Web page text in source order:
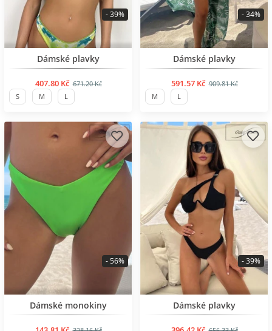
BESTSELLER
Dámské plavky
407.80 Kč 671.20 Kč
- 39%
S M L
BESTSELLER
Dámské plavky
591.57 Kč 909.81 Kč
- 34%
M L
BESTSELLER
Dámské monokiny
- 56%
BESTSELLER
Dámské plavky
- 39%